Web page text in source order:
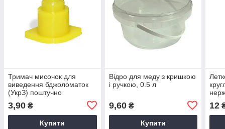
Тримач мисочок для
виведення бджоломаток
(УкрЗ) поштучно
3,90 ₴
Купити
Відро для меду з кришкою
і ручкою, 0.5 л
9,60₴
Купити
12